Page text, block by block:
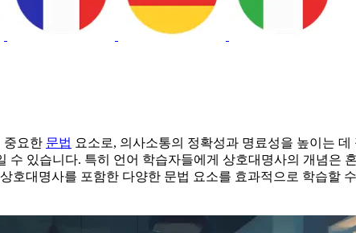
중요한 문법 요소로, 의사소통의 정확성과 명료성을 높이는
수 있습니다. 특히 언어 학습자들에게 상호대명사의 개념은
호대명사를 포함한 다양한 문법 요소를 효과적으로 학습할